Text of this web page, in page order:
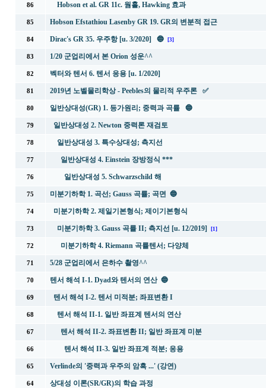
86 Hobson et al. GR 11c. 웜홀, Hawking 효과
85 Hobson Efstathiou Lasenby GR 19. GR의 변분적 접근
84 Dirac's GR 35. 우주항 [u. 3/2020] 🔵 [3]
83 1/20 군업리에서 본 Orion 성운^^
82 벡터와 텐서 6. 텐서 응용 [u. 1/2020]
81 2019년 노벨물리학상 - Peebles의 물리적 우주론 ✅
80 일반상대성(GR) 1. 등가원리; 중력과 곡률 🔵
79 일반상대성 2. Newton 중력론 재검토
78 일반상대성 3. 특수상대성; 측지선
77 일반상대성 4. Einstein 장방정식 ***
76 일반상대성 5. Schwarzschild 해
75 미분기하학 1. 곡선; Gauss 곡률; 곡면 🔵
74 미분기하학 2. 제일기본형식; 제이기본형식
73 미분기하학 3. Gauss 곡률 II; 측지선 [u. 12/2019] [1]
72 미분기하학 4. Riemann 곡률텐서; 다양체
71 5/28 군업리에서 은하수 촬영^^
70 텐서 해석 I-1. Dyad와 텐서의 연산 🔵
69 텐서 해석 I-2. 텐서 미적분; 좌표변환 I
68 텐서 해석 II-1. 일반 좌표계 텐서의 연산
67 텐서 해석 II-2. 좌표변환 II; 일반 좌표계 미분
66 텐서 해석 II-3. 일반 좌표계 적분; 응용
65 Verlinde의 '중력과 우주의 암흑 ...' (강연)
64 상대성 이론(SR/GR)의 학습 과정